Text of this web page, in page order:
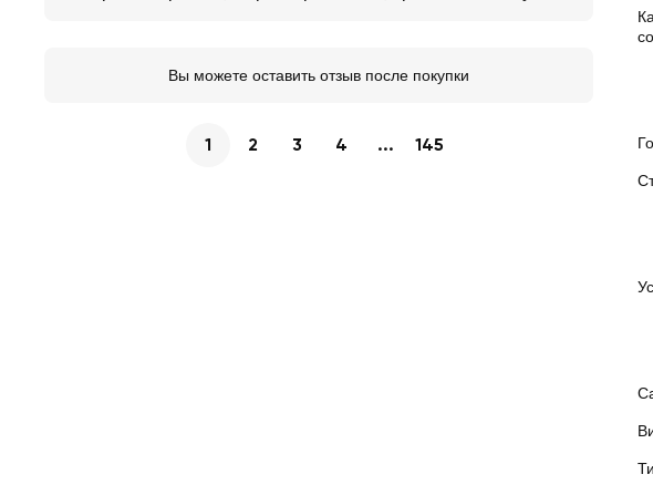
Вы можете оставить отзыв после покупки
1 2 3 4 ... 145